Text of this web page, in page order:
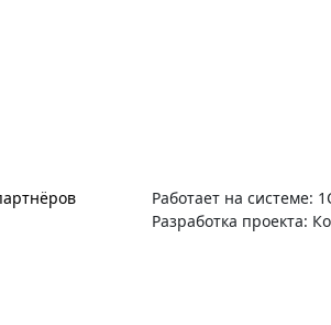
Работает на системе:
Разработка проекта: